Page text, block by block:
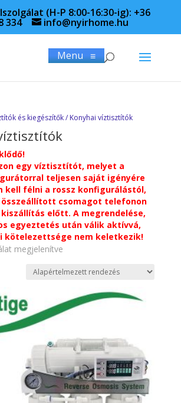
(H-P 8:00-16:30-ig): +36
334 info@nyirhome.hu
Menu≡
és kiegészítők/ Konyhai víztisztítók
egy víztisztítót, melyet a
teljesen saját igényére
kell félni a rossz konfigurálástól,
csomagot telefonon
előtt. A megrendelése,
egyeztetés után válik aktívvá,
kötelezettsége nem keletkezik!
megjelenítve